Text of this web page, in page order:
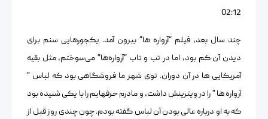
02:12
چند سال بعد، فیلم “آرواره ها” بیرون آمد. یکجورهایی سنم برای
دیدن آن کم بود، اما در تب و تاب “آرواره‌ها” می‌سوختم، مثل بقیه
آمریکایی ها در آن دوران. توی شهر ما فروشگاهی بود که لباس ”
آرواره‌ ها ” را در ویترینش داشت، و مادرم حرفهایم را با یکی شنیده بود
که به او درباره عالی بودن آن لباس گفته بودم. چون چندی روز قبل از